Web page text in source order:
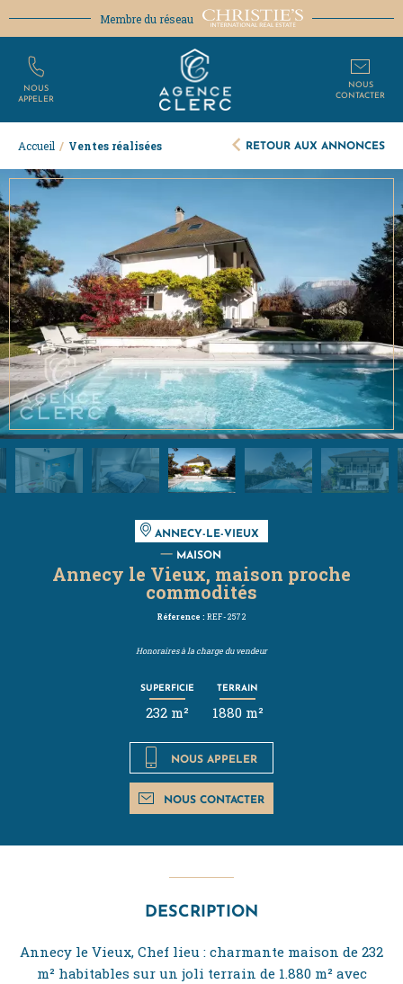
Accueil / Ventes réalisées RETOUR AUX ANNONCES
ANNECY-LE-VIEUX
MAISON
Annecy le Vieux, maison proche
commodités
Réference : REF-2572
Honoraires à la charge du vendeur
SUPERFICIE
232 m²
TERRAIN
1880 m²
NOUS APPELER
NOUS CONTACTER
Membre du réseau
NOUS
APPELER
NOUS
CONTACTER
DESCRIPTION
Annecy le Vieux, Chef lieu : charmante maison de 232
m² habitables sur un joli terrain de 1.880 m² avec